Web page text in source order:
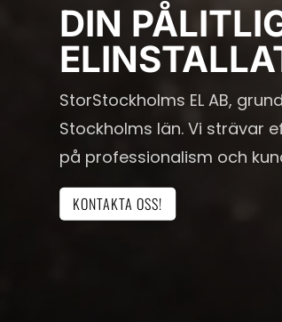
DIN
StorStockholms EL AB,
Stockholms län. Vi strävar
på professionalism och
KONTAKTA OSS!